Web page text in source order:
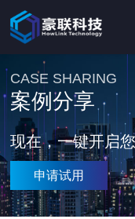
CASE SHARING
案例分享
现在，一键开启
申请试用